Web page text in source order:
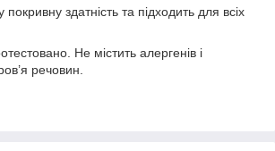
здатність та підходить для всіх
Не містить алергенів і
речовин.